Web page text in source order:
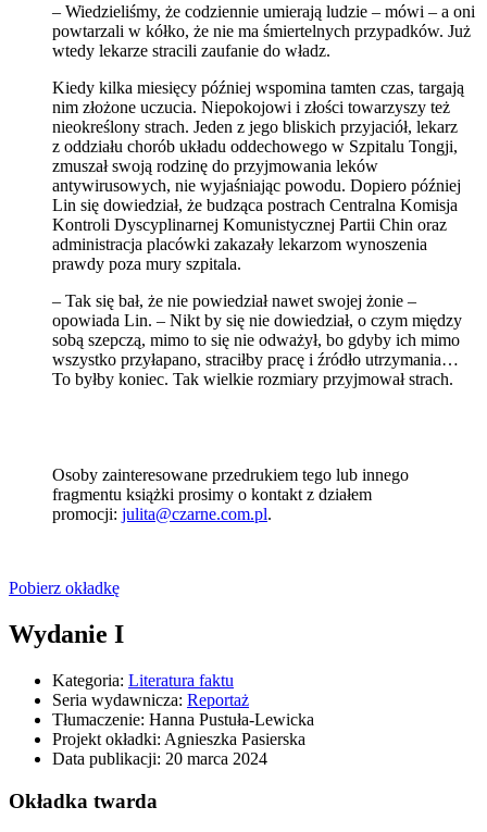
– Wiedzieliśmy, że codziennie umierają ludzie – mówi – a oni
powtarzali w kółko, że nie ma śmiertelnych przypadków. Już
wtedy lekarze stracili zaufanie do władz.
Kiedy kilka miesięcy później wspomina tamten czas, targają
nim złożone uczucia. Niepokojowi i złości towarzyszy też
nieokreślony strach. Jeden z jego bliskich przyjaciół, lekarz
z oddziału chorób układu oddechowego w Szpitalu Tongji,
zmuszał swoją rodzinę do przyjmowania leków
antywirusowych, nie wyjaśniając powodu. Dopiero później
Lin się dowiedział, że budząca postrach Centralna Komisja
Kontroli Dyscyplinarnej Komunistycznej Partii Chin oraz
administracja placówki zakazały lekarzom wynoszenia
prawdy poza mury szpitala.
– Tak się bał, że nie powiedział nawet swojej żonie –
opowiada Lin. – Nikt by się nie dowiedział, o czym między
sobą szepczą, mimo to się nie odważył, bo gdyby ich mimo
wszystko przyłapano, straciłby pracę i źródło utrzymania…
To byłby koniec. Tak wielkie rozmiary przyjmował strach.
Osoby zainteresowane przedrukiem tego lub innego
fragmentu książki prosimy o kontakt z działem
promocji: julita@czarne.com.pl.
Pobierz okładkę
Wydanie I
Kategoria: Literatura faktu
Seria wydawnicza: Reportaż
Tłumaczenie: Hanna Pustuła-Lewicka
Projekt okładki: Agnieszka Pasierska
Data publikacji: 20 marca 2024
Okładka twarda